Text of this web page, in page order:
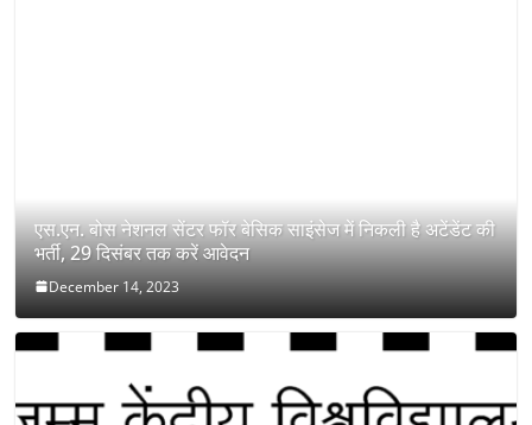
एस.एन. बोस नेशनल सेंटर फॉर बेसिक साइंसेज में निकली है अटेंडेंट की
भर्ती, 29 दिसंबर तक करें आवेदन
December 14, 2023